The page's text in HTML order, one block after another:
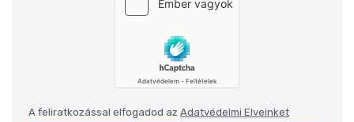
A feliratkozással elfogadod az Adatvédelmi Elveinket